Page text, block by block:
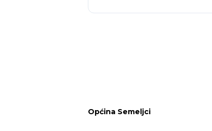
Općina Semeljci